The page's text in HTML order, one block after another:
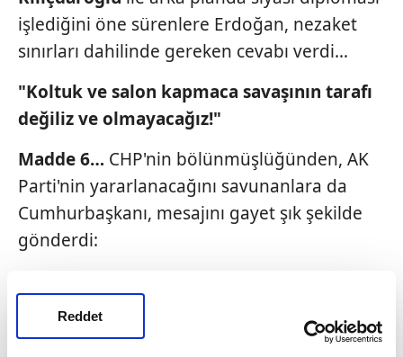
Reddet
işlediğini öne sürenlere Erdoğan, nezaket
sınırları dahilinde gereken cevabı verdi…
"Koltuk ve salon kapmaca savaşının tarafı
değiliz ve olmayacağız!"
Madde 6… CHP'nin bölünmüşlüğünden, AK
Parti'nin yararlanacağını savunanlara da
Cumhurbaşkanı, mesajını gayet şık şekilde
gönderdi:
altında milleti temsil eden
kavgayla, çatışmayla,
sokaklara ve Meclis